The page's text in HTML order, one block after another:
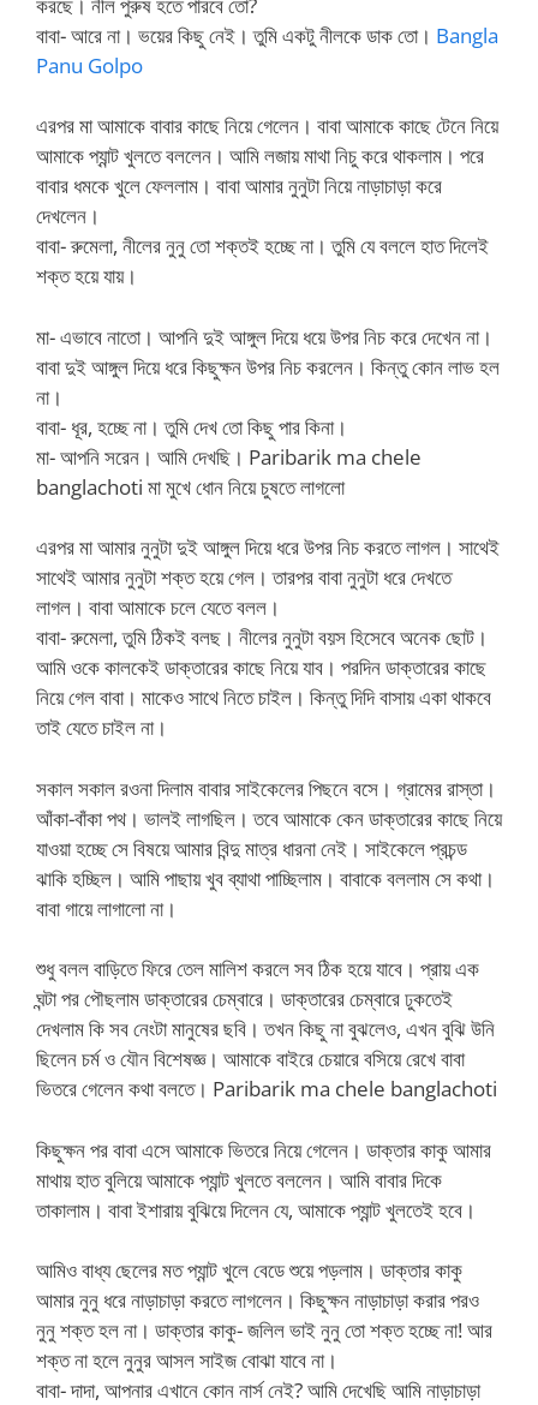
বাবা- আরে না। ভয়ের কিছু নেই। তুমি একটু নীলকে ডাক তো। Bangla
Panu Golpo
এরপর মা আমাকে বাবার কাছে নিয়ে গেলেন। বাবা আমাকে কাছে টেনে নিয়ে
আমাকে প্যান্ট খুলতে বললেন। আমি লজায় মাথা নিচু করে থাকলাম। পরে
বাবার ধমকে খুলে ফেললাম। বাবা আমার নুনুটা নিয়ে নাড়াচাড়া করে
দেখলেন।
বাবা- রুমেলা, নীলের নুনু তো শক্তই হচ্ছে না। তুমি যে বললে হাত দিলেই
শক্ত হয়ে যায়।
মা- এভাবে নাতো। আপনি দুই আঙ্গুল দিয়ে ধয়ে উপর নিচ করে দেখেন না।
বাবা দুই আঙ্গুল দিয়ে ধরে কিছুক্ষন উপর নিচ করলেন। কিন্তু কোন লাভ হল
না।
বাবা- ধূর, হচ্ছে না। তুমি দেখ তো কিছু পার কিনা।
মা- আপনি সরেন। আমি দেখছি। Paribarik ma chele
banglachoti মা মুখে ধোন নিয়ে চুষতে লাগলো
এরপর মা আমার নুনুটা দুই আঙ্গুল দিয়ে ধরে উপর নিচ করতে লাগল। সাথেই
সাথেই আমার নুনুটা শক্ত হয়ে গেল। তারপর বাবা নুনুটা ধরে দেখতে
লাগল। বাবা আমাকে চলে যেতে বলল।
বাবা- রুমেলা, তুমি ঠিকই বলছ। নীলের নুনুটা বয়স হিসেবে অনেক ছোট।
আমি ওকে কালকেই ডাক্তারের কাছে নিয়ে যাব। পরদিন ডাক্তারের কাছে
নিয়ে গেল বাবা। মাকেও সাথে নিতে চাইল। কিন্তু দিদি বাসায় একা থাকবে
তাই যেতে চাইল না।
সকাল সকাল রওনা দিলাম বাবার সাইকেলের পিছনে বসে। গ্রামের রাস্তা।
আঁকা-বাঁকা পথ। ভালই লাগছিল। তবে আমাকে কেন ডাক্তারের কাছে নিয়ে
যাওয়া হচ্ছে সে বিষয়ে আমার বিন্দু মাত্র ধারনা নেই। সাইকেলে প্রচন্ড
ঝাকি হচ্ছিল। আমি পাছায় খুব ব্যাথা পাচ্ছিলাম। বাবাকে বললাম সে কথা।
বাবা গায়ে লাগালো না।
শুধু বলল বাড়িতে ফিরে তেল মালিশ করলে সব ঠিক হয়ে যাবে। প্রায় এক
ঘন্টা পর পৌছলাম ডাক্তারের চেম্বারে। ডাক্তারের চেম্বারে ঢুকতেই
দেখলাম কি সব নেংটা মানুষের ছবি। তখন কিছু না বুঝলেও, এখন বুঝি উনি
ছিলেন চর্ম ও যৌন বিশেষজ্ঞ। আমাকে বাইরে চেয়ারে বসিয়ে রেখে বাবা
ভিতরে গেলেন কথা বলতে। Paribarik ma chele banglachoti
কিছুক্ষন পর বাবা এসে আমাকে ভিতরে নিয়ে গেলেন। ডাক্তার কাকু আমার
মাথায় হাত বুলিয়ে আমাকে প্যান্ট খুলতে বললেন। আমি বাবার দিকে
তাকালাম। বাবা ইশারায় বুঝিয়ে দিলেন যে, আমাকে প্যান্ট খুলতেই হবে।
আমিও বাধ্য ছেলের মত প্যান্ট খুলে বেডে শুয়ে পড়লাম। ডাক্তার কাকু
আমার নুনু ধরে নাড়াচাড়া করতে লাগলেন। কিছুক্ষন নাড়াচাড়া করার পরও
নুনু শক্ত হল না। ডাক্তার কাকু- জলিল ভাই নুনু তো শক্ত হচ্ছে না! আর
শক্ত না হলে নুনুর আসল সাইজ বোঝা যাবে না।
বাবা- দাদা, আপনার এখানে কোন নার্স নেই? আমি দেখেছি আমি নাড়াচাড়া